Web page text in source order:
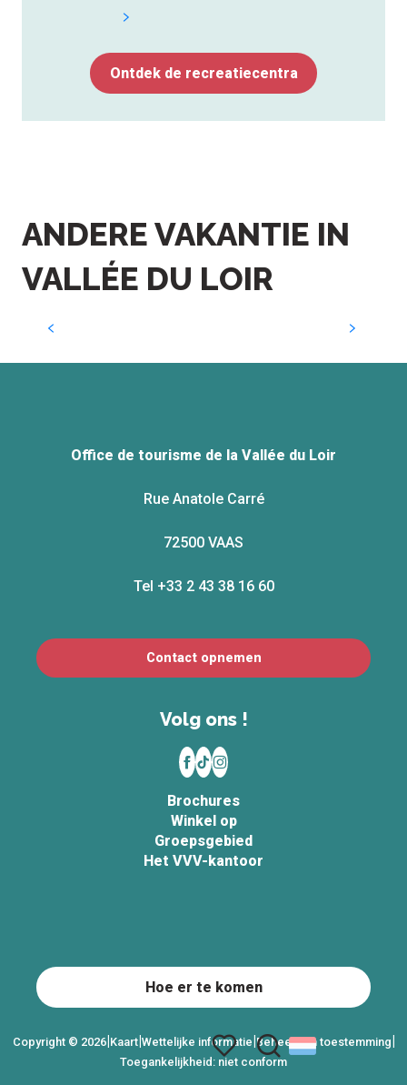
Ontdek de recreatiecentra
ANDERE VAKANTIE IN
VALLÉE DU LOIR
Office de tourisme de la Vallée du Loir
Rue Anatole Carré
72500 VAAS
Tel +33 2 43 38 16 60
Contact opnemen
Volg ons !
Brochures
Winkel op
Groepsgebied
Het VVV-kantoor
Copyright © 2026| Kaart| Wettelijke informatie Beheer van toestemming
Toegankelijkheid: niet conform
Hoe er te komen